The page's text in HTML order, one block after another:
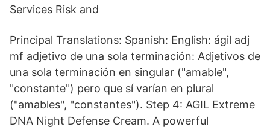
Services Risk and
Principal Translations: Spanish: English: ágil adj
mf adjetivo de una sola terminación: Adjetivos de
una sola terminación en singular ("amable",
"constante") pero que sí varían en plural
("amables", "constantes"). Step 4: AGIL Extreme
DNA Night Defense Cream. A powerful